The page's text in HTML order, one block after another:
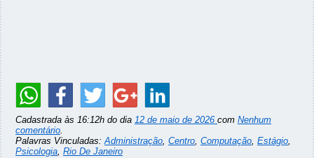
Cadastrada às 16:12h do dia 12 de maio de 2026 com Nenhum
comentário.
Palavras Vinculadas:Administração, Centro, Computação, Estágio,
Psicologia, Rio De Janeiro